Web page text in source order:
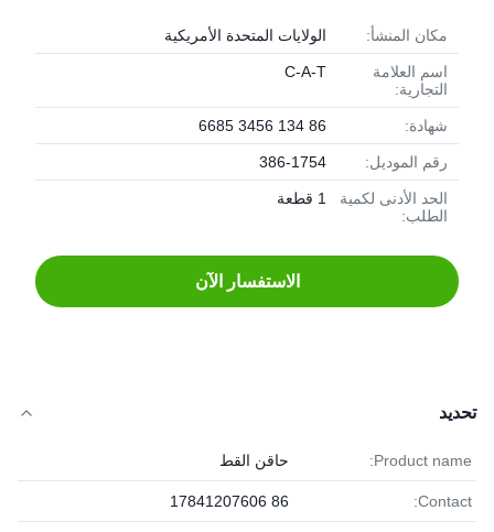
مكان المنشأ: الولايات المتحدة الأمريكية
اسم العلامة
التجارية:
C-A-T
شهادة: 86 134 3456 6685
رقم الموديل: 386-1754
الحد الأدنى لكمية
الطلب:
1 قطعة
الاستفسار الآن
تحديد
Product name: حاقن القط
Contact:
86 17841207606